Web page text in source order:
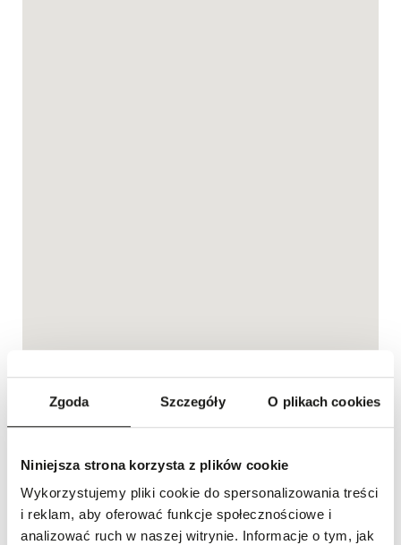
Zgoda Szczegóły O plikach cookies
Niniejsza strona korzysta z plików cookie
Wykorzystujemy pliki cookie do spersonalizowania treści
i reklam, aby oferować funkcje społecznościowe i
analizować ruch w naszej witrynie. Informacje o tym, jak